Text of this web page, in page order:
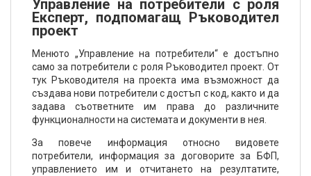
Управление на потребители с роля
Експерт, подпомагащ Ръководител
проект
Менюто „Управление на потребители“ е достъпно
само за потребители с роля Ръководител проект. От
тук Ръководителя на проекта има възможност да
създава нови потребители с достъп с код, както и да
задава съответните им права до различните
функционалности на системата и документи в нея.
За повече информация относно видовете
потребители, информация за договорите за БФП,
управлението им и отчитането на резултатите,